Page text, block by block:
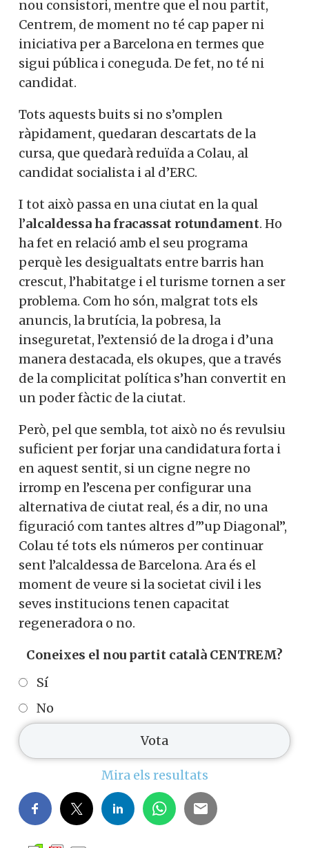
nou consistori, mentre que el nou partit,
Centrem, de moment no té cap paper ni
iniciativa per a Barcelona en termes que
sigui pública i coneguda. De fet, no té ni
candidat.
Tots aquests buits si no s’omplen
ràpidament, quedaran descartats de la
cursa, que quedarà reduïda a Colau, al
candidat socialista i al d’ERC.
I tot això passa en una ciutat en la qual
l’alcaldessa ha fracassat rotundament. Ho
ha fet en relació amb el seu programa
perquè les desigualtats entre barris han
crescut, l’habitatge i el turisme tornen a ser
problema. Com ho són, malgrat tots els
anuncis, la brutícia, la pobresa, la
inseguretat, l’extensió de la droga i d’una
manera destacada, els okupes, que a través
de la complicitat política s’han convertit en
un poder fàctic de la ciutat.
Però, pel que sembla, tot això no és revulsiu
suficient per forjar una candidatura forta i
en aquest sentit, si un cigne negre no
irromp en l’escena per configurar una
alternativa de ciutat real, és a dir, no una
figuració com tantes altres d'”up Diagonal”,
Colau té tots els números per continuar
sent l’alcaldessa de Barcelona. Ara és el
moment de veure si la societat civil i les
seves institucions tenen capacitat
regeneradora o no.
Coneixes el nou partit català CENTREM?
Sí
No
Mira els resultats